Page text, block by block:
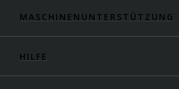
MASCHINENUNTERSTÜTZUNG
HILFE